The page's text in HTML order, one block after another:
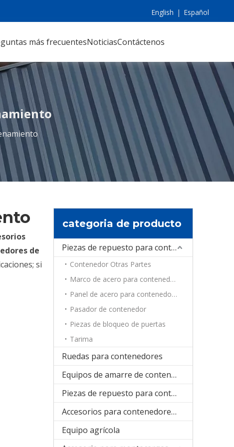
English | Español
más frecuentesNoticiasContáctenos
de
si
categoria de producto
Piezas de repuesto para contenedores
Contenedor Otras Partes
Marco de acero para contenedores
Panel de acero para contenedores
Pasador de contenedor
Piezas de bloqueo de puertas
Tarima
Ruedas para contenedores
Equipos de amarre de contenedores
Piezas de repuesto para contenedores de refrigeración
Accesorios para contenedores plegables
Equipo agrícola